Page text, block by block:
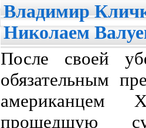
Владимир
Николаем
После своей
обязательным
американцем
прошедшую